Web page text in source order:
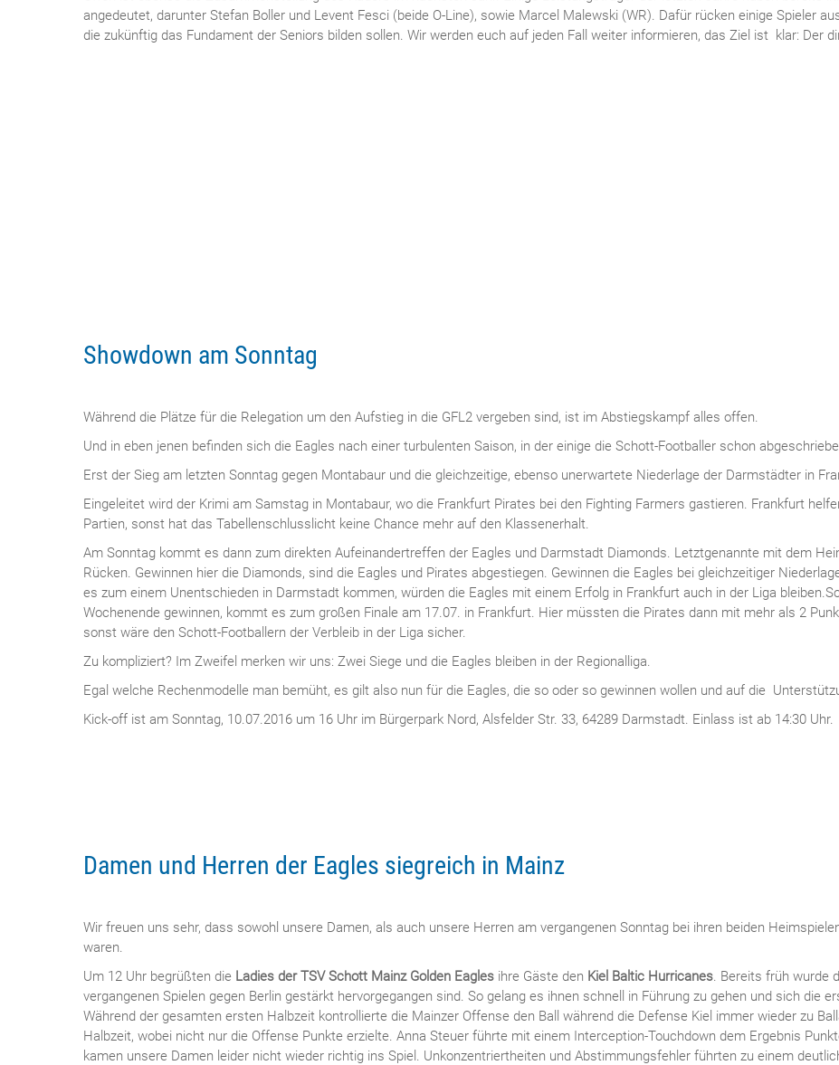
angedeutet, darunter Stefan Boller und Levent Fesci (beide O-Line), sowie Marcel Malewski (WR). Dafür rücken einige Spieler
die zukünftig das Fundament der Seniors bilden sollen. Wir werden euch auf jeden Fall weiter informieren, das Ziel ist klar: Der
Showdown am Sonntag
Während die Plätze für die Relegation um den Aufstieg in die GFL2 vergeben sind, ist im Abstiegskampf alles offen.
Und in eben jenen befinden sich die Eagles nach einer turbulenten Saison, in der einige die Schott-Footballer schon
Erst der Sieg am letzten Sonntag gegen Montabaur und die gleichzeitige, ebenso unerwartete Niederlage der Darmstädter in
Eingeleitet wird der Krimi am Samstag in Montabaur, wo die Frankfurt Pirates bei den Fighting Farmers gastieren. Frankfurt
Partien, sonst hat das Tabellenschlusslicht keine Chance mehr auf den Klassenerhalt.
Am Sonntag kommt es dann zum direkten Aufeinandertreffen der Eagles und Darmstadt Diamonds. Letztgenannte mit dem
Rücken. Gewinnen hier die Diamonds, sind die Eagles und Pirates abgestiegen. Gewinnen die Eagles bei gleichzeitiger
es zum einem Unentschieden in Darmstadt kommen, würden die Eagles mit einem Erfolg in Frankfurt auch in der Liga
Wochenende gewinnen, kommt es zum großen Finale am 17.07. in Frankfurt. Hier müssten die Pirates dann mit mehr als 2
sonst wäre den Schott-Footballern der Verbleib in der Liga sicher.
Zu kompliziert? Im Zweifel merken wir uns: Zwei Siege und die Eagles bleiben in der Regionalliga.
Egal welche Rechenmodelle man bemüht, es gilt also nun für die Eagles, die so oder so gewinnen wollen und auf die
Kick-off ist am Sonntag, 10.07.2016 um 16 Uhr im Bürgerpark Nord, Alsfelder Str. 33, 64289 Darmstadt. Einlass ist ab 14:30 Uhr.
Damen und Herren der Eagles siegreich in Mainz
Wir freuen uns sehr, dass sowohl unsere Damen, als auch unsere Herren am vergangenen Sonntag bei ihren beiden
waren.
Um 12 Uhr begrüßten die Ladies der TSV Schott Mainz Golden Eagles ihre Gäste den Kiel Baltic Hurricanes. Bereits früh wurde
vergangenen Spielen gegen Berlin gestärkt hervorgegangen sind. So gelang es ihnen schnell in Führung zu gehen und sich die
Während der gesamten ersten Halbzeit kontrollierte die Mainzer Offense den Ball während die Defense Kiel immer wieder zu
Halbzeit, wobei nicht nur die Offense Punkte erzielte. Anna Steuer führte mit einem Interception-Touchdown dem Ergebnis
kamen unsere Damen leider nicht wieder richtig ins Spiel. Unkonzentriertheiten und Abstimmungsfehler führten zu einem